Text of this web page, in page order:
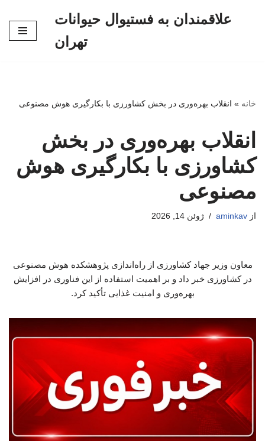
علاقمندان به فستیوال حیوانات
تهران
خانه » انقلاب بهره‌وری در بخش کشاورزی با بکارگیری هوش مصنوعی
انقلاب بهره‌وری در بخش
کشاورزی با بکارگیری هوش
مصنوعی
از aminkav ژوئن 14, 2026
معاون وزیر جهاد کشاورزی از راه‌اندازی پژوهشکده هوش مصنوعی
در کشاورزی خبر داد و بر اهمیت استفاده از این فناوری در افزایش
بهره‌وری و امنیت غذایی تأکید کرد.